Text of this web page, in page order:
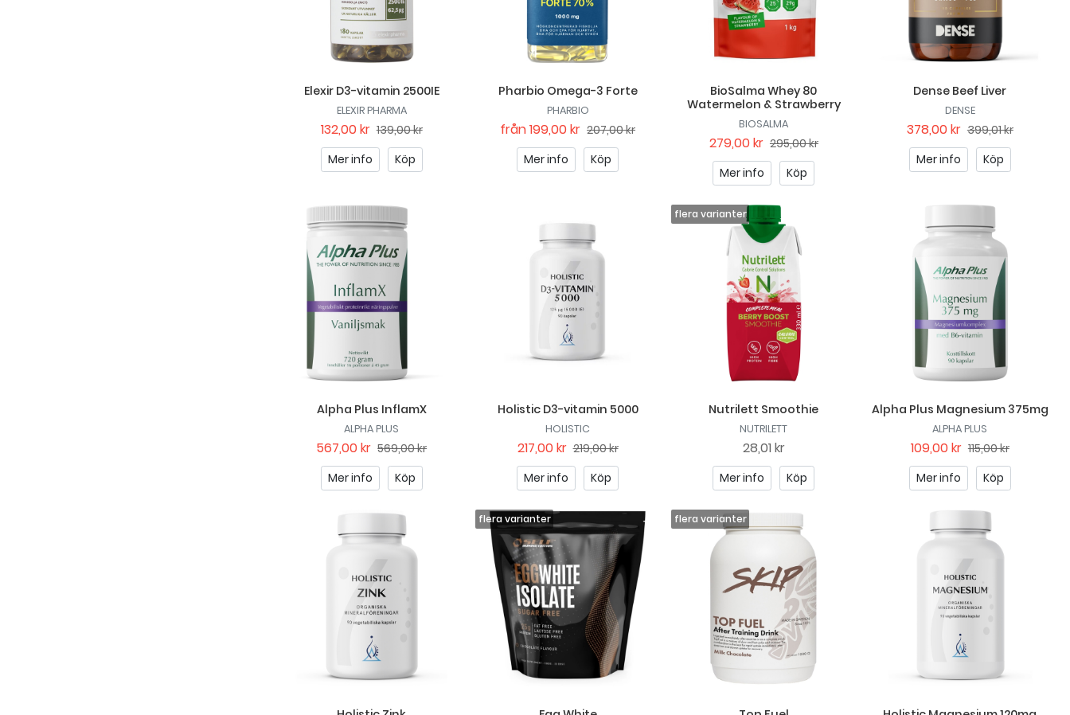
Elexir D3-vitamin 2500IE
ELEXIR PHARMA
132,00 kr 139,00 kr
Mer info
Köp
Pharbio Omega-3 Forte
PHARBIO
från199,00 kr 207,00 kr
Mer info
Köp
BioSalma Whey 80
Watermelon & Strawberry
BIOSALMA
279,00 kr 295,00 kr
Mer info
Köp
Dense Beef Liver
DENSE
378,00 kr 399,01 kr
Mer info
Köp
Alpha Plus InflamX
ALPHA PLUS
567,00 kr 569,00 kr
Mer info
Köp
Holistic D3-vitamin 5000
HOLISTIC
217,00 kr 219,00 kr
Mer info
Köp
Nutrilett Smoothie
NUTRILETT
28,01 kr
Mer info Köp
Alpha Plus Magnesium 375mg
ALPHA PLUS
109,00 kr 115,00 kr
Mer info
Köp